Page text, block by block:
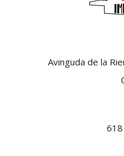
Avinguda de la